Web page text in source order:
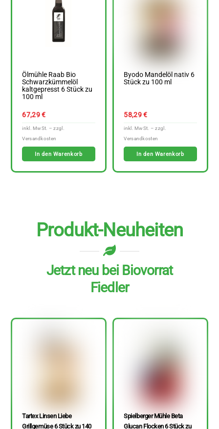
Ölmühle Raab Bio
Schwarzkümmelöl
kaltgepresst 6 Stück zu
100 ml
67,29€
In den Warenkorb
Byodo Mandelöl nativ 6
Stück zu 100 ml
58,29€
In den Warenkorb
Produkt-Neuheiten
Jetzt neu bei Biovorrat
Fiedler
Tartex Linsen Liebe
Grillgemüse 6 Stück zu 140
Spielberger Mühle Beta
Glucan Flocken 6 Stück zu